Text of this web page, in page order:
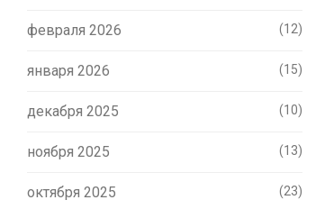
февраля 2026 (12)
января 2026 (15)
декабря 2025 (10)
ноября 2025 (13)
октября 2025 (23)